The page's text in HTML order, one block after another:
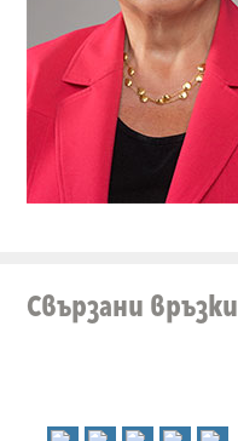
Свързани връзки